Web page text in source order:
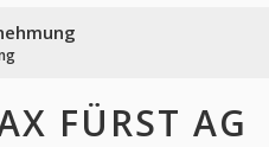
FÜRST AG